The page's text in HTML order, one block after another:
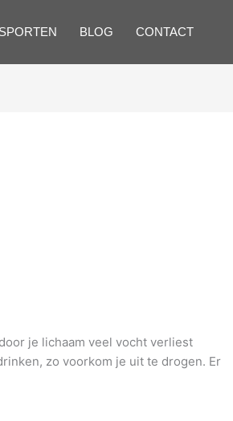
BLOG CONTACT
je lichaam veel vocht verliest
zo voorkom je uit te drogen. Er